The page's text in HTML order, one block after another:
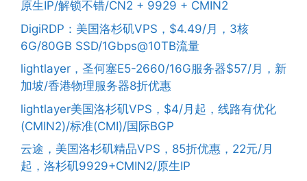
原生IP/解锁不错/CN2 + 9929 + CMIN2
DigiRDP：美国洛杉矶VPS，$4.49/月，3核
6G/80GB SSD/1Gbps@10TB流量
lightlayer，圣何塞E5-2660/16G服务器$57/月，新
加坡/香港物理服务器8折优惠
lightlayer美国洛杉矶VPS，$4/月起，线路有优化
(CMIN2)/标准(CMI)/国际BGP
云途，美国洛杉矶精品VPS，85折优惠，22元/月
起，洛杉矶9929+CMIN2/原生IP